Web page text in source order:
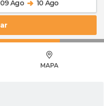
09 Ago 10 Ago
MAPA